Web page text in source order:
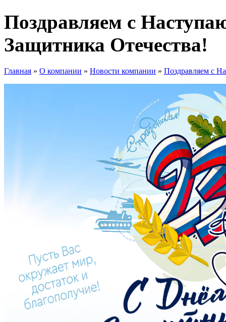
Поздравляем с
Защитника Отечества!
Главная » О компании » Новости компании » Поздравляем с